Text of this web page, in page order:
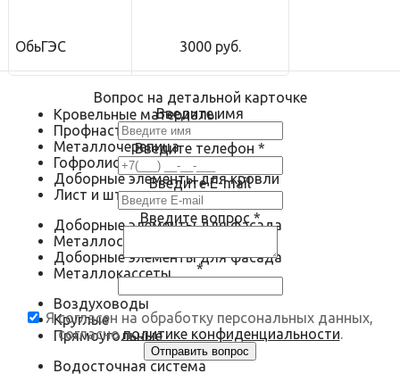
ОбьГЭС 3000 руб.
Вопрос на детальной карточке
Введите имя
Введите телефон *
Введите E-mail
Введите вопрос *
*
Я согласен на обработку персональных данных,
согласнополитике конфиденциальности.
Кровельные материалы
Профнастил
Металлочерепица
Гофролист
Доборные элементы для кровли
Лист и штрипс
Доборные элементы для фасада
Металлосайдинг
Доборные элементы для фасада
Металлокассеты
Воздуховоды
Круглые
Прямоугольные
Водосточная система